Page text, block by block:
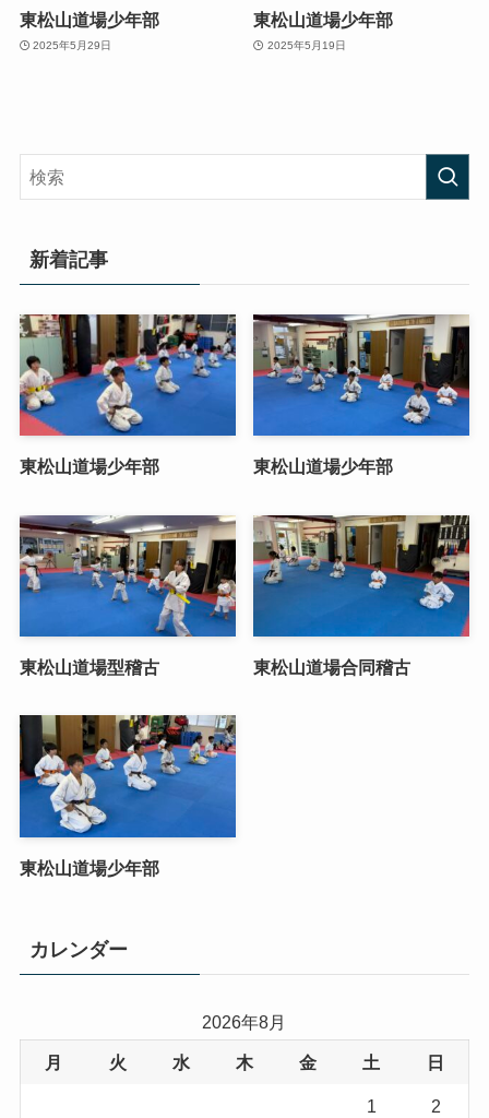
東松山道場少年部
2025年5月29日
東松山道場少年部
2025年5月19日
新着記事
東松山道場少年部 東松山道場少年部
東松山道場型稽古 東松山道場合同稽古
東松山道場少年部
カレンダー
2026年8月
月 火 水 木 金 土 日
1 2